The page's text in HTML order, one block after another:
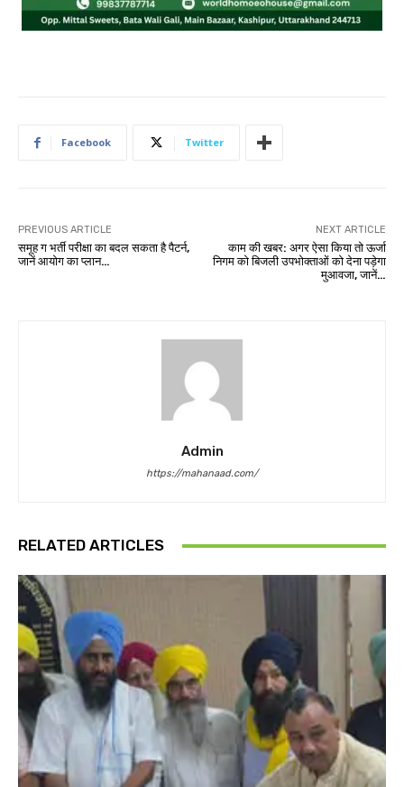
Facebook Twitter
PREVIOUS ARTICLE
समूह ग भर्ती परीक्षा का बदल सकता है पैटर्न,
जानें आयोग का प्लान…
NEXT ARTICLE
काम की खबर: अगर ऐसा किया तो ऊर्जा
निगम को बिजली उपभोक्ताओं को देना पड़ेगा
मुआवजा, जानें…
Admin
https://mahanaad.com/
RELATED ARTICLES